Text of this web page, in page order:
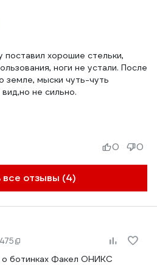
поставил хорошие стельки,
ноги не устали. После
земле, мыски чуть-чуть
не сильно.
все отзывы (4)
0 0
ботинках Факел ОНИКС